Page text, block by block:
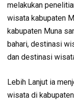
melakukan
wisata kabupaten
kabupaten Muna
bahari, destinasi
dan destinasi
Lebih Lanjut ia
wisata di